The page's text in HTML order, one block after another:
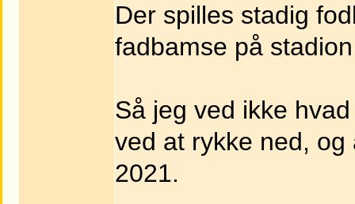
Der spilles stadig
fadbamse på
Så jeg ved ikke
ved at rykke ned,
2021.